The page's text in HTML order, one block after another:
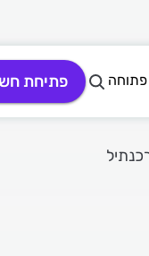
פתיחת